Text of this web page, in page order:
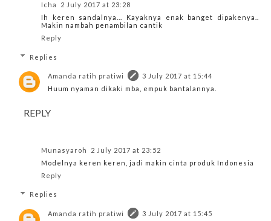
Icha
2 July 2017 at 23:28
Ih keren sandalnya... Kayaknya enak banget dipakenya..
Makin nambah penambilan cantik
Reply
Replies
Amanda ratih pratiwi
3 July 2017 at 15:44
Huum nyaman dikaki mba, empuk bantalannya.
REPLY
Munasyaroh
2 July 2017 at 23:52
Modelnya keren keren, jadi makin cinta produk Indonesia
Reply
Replies
Amanda ratih pratiwi
3 July 2017 at 15:45